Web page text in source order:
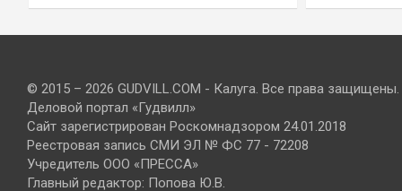
© 2015 – 2026 GUDVILL.COM - Калуга. Все права защищены.
Деловой портал «Гудвилл»
Сайт зарегистрирован Роскомнадзором 24.01.2018
Реестровая запись СМИ ЭЛ № ФС 77 - 72208
Учредитель ООО «ПРЕССА»
Главный редактор: Попова Ю.В.